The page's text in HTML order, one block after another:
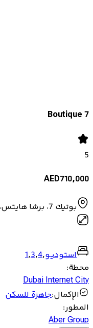
Boutique 7
5
AED710,000
بوتيك 7، برشا هايتس، دبي
استوديو,
1,3,4
محطة:
Dubai Internet City
الإكمال:جاهزة للسكن
المطور:
Aber Group